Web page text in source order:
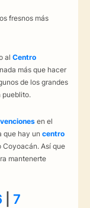
fresnos más
al Centro
más que hacer
de los grandes
pueblito.
en el
que hay un centro
Coyoacán. Así que
mantenerte
7